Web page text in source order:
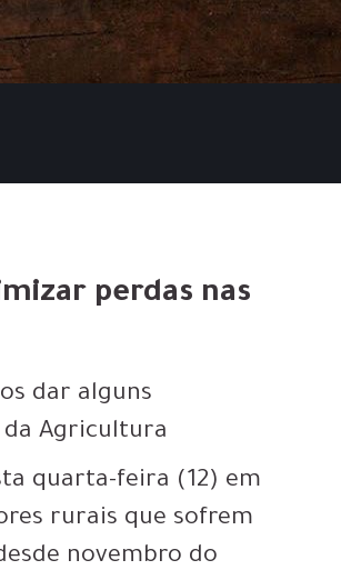
perdas nas
dar alguns
da Agricultura
quarta-feira (12) em
rurais que sofrem
novembro do